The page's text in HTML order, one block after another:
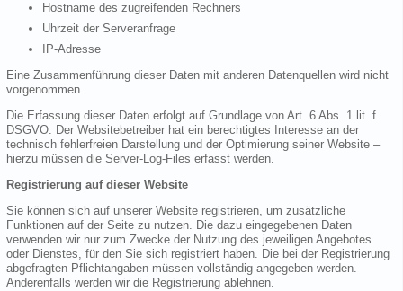
Hostname des zugreifenden Rechners
Uhrzeit der Serveranfrage
IP-Adresse
Eine Zusammenführung dieser Daten mit anderen Datenquellen wird nicht
vorgenommen.
Die Erfassung dieser Daten erfolgt auf Grundlage von Art. 6 Abs. 1 lit. f
DSGVO. Der Websitebetreiber hat ein berechtigtes Interesse an der
technisch fehlerfreien Darstellung und der Optimierung seiner Website –
hierzu müssen die Server-Log-Files erfasst werden.
Registrierung auf dieser Website
Sie können sich auf unserer Website registrieren, um zusätzliche
Funktionen auf der Seite zu nutzen. Die dazu eingegebenen Daten
verwenden wir nur zum Zwecke der Nutzung des jeweiligen Angebotes
oder Dienstes, für den Sie sich registriert haben. Die bei der Registrierung
abgefragten Pflichtangaben müssen vollständig angegeben werden.
Anderenfalls werden wir die Registrierung ablehnen.